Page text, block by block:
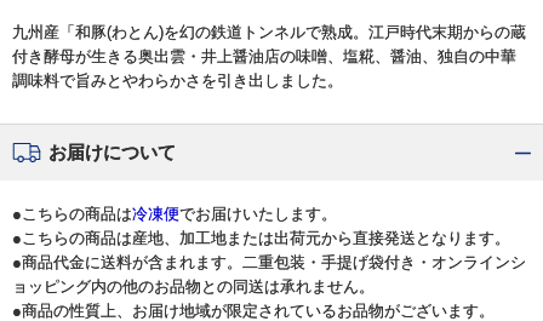
九州産「和豚(わとん)を幻の鉄道トンネルで熟成。江戸時代末期からの蔵
付き酵母が生きる奥出雲・井上醤油店の味噌、塩糀、醤油、独自の中華
調味料で旨みとやわらかさを引き出しました。
お届けについて
●こちらの商品は冷凍便でお届けいたします。
●こちらの商品は産地、加工地または出荷元から直接発送となります。
●商品代金に送料が含まれます。二重包装・手提げ袋付き・オンラインシ
ョッピング内の他のお品物との同送は承れません。
●商品の性質上、お届け地域が限定されているお品物がございます。